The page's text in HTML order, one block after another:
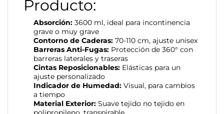
Producto:
Absorción: 3600 ml, ideal para incontinencia
grave o muy grave
Contorno de Caderas: 70-110 cm, ajuste unisex
Barreras Anti-Fugas: Protección de 360° con
barreras laterales y traseras
Cintas Reposicionables: Elásticas para un
ajuste personalizado
Indicador de Humedad: Visual, para cambios
a tiempo
Material Exterior: Suave tejido no tejido en